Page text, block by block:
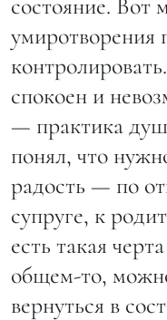
умиротворения
спокоен и
— практика
понял, что
радость — по
супруге, к
есть такая
общем-то,
вернуться в